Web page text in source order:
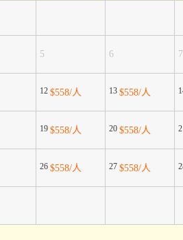
5 6 7
12 $558/人 13 $558/人
19 $558/人 20 $558/人
26 $558/人 27 $558/人